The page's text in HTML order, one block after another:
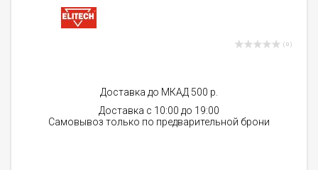
( 0 )
Доставка до МКАД 500 р.
Доставка с 10:00 до 19:00
Самовывоз только по предварительной брони